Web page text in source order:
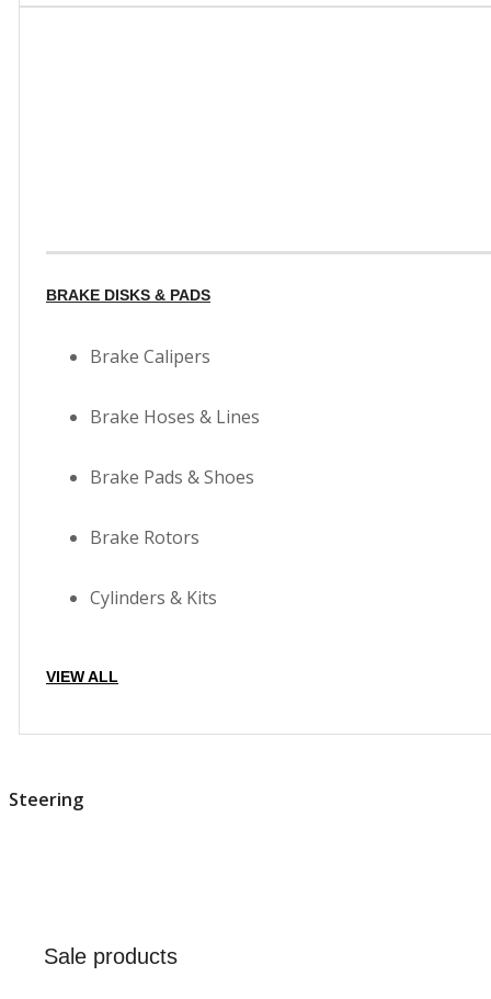
BRAKE DISKS & PADS
Brake Calipers
Brake Hoses & Lines
Brake Pads & Shoes
Brake Rotors
Cylinders & Kits
VIEW ALL
Steering
Sale products